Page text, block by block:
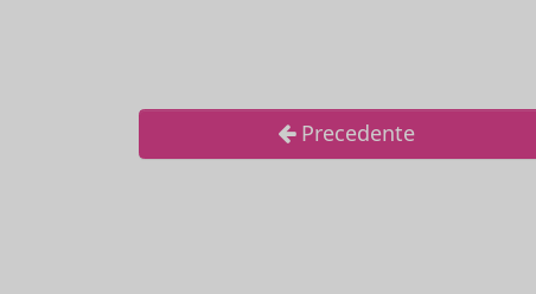
Precedente